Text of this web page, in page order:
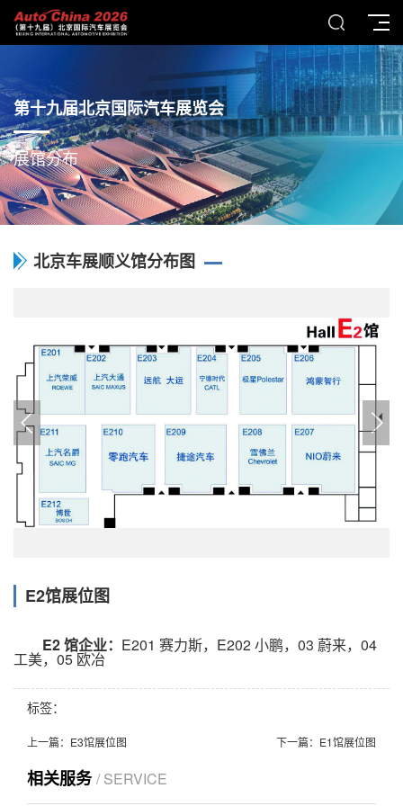
第十九届北京国际汽车展览会
展馆分布
北京车展顺义馆分布图
E2馆展位图
E2 馆企业： E201 赛力斯，E202 小鹏，03 蔚来，04
工美，05欧冶
标签：
上一篇： E3馆展位图 下一篇： E1馆展位图
相关服务/ SERVICE